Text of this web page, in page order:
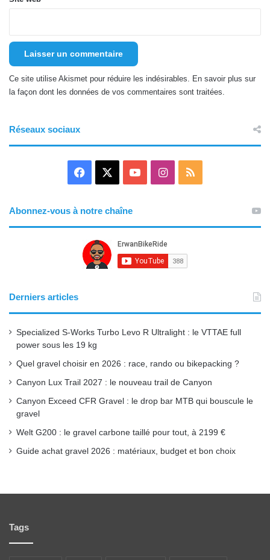
Ce site utilise Akismet pour réduire les indésirables. En savoir plus sur
la façon dont les données de vos commentaires sont traitées.
Réseaux sociaux
e
b
o
k
T
u
e
I
a
r
m
Abonnez-vous à notre chaîne
Derniers articles
Specialized S-Works Turbo Levo R Ultralight : le VTTAE full
power sous les 19 kg
Quel gravel choisir en 2026 : race, rando ou bikepacking ?
Canyon Lux Trail 2027 : le nouveau trail de Canyon
Canyon Exceed CFR Gravel : le drop bar MTB qui bouscule le
gravel
Welt G200 : le gravel carbone taillé pour tout, à 2199 €
Guide achat gravel 2026 : matériaux, budget et bon choix
Tags